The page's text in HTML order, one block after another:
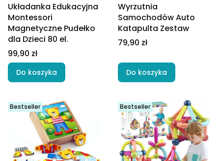
Układanka Edukacyjna
Montessori
Magnetyczne Pudełko
dla Dzieci 80 el.
Cena
99,90 zł
Do koszyka
Wyrzutnia
Samochodów Auto
Katapulta Zestaw
Cena
79,90 zł
Do koszyka
Bestseller Bestseller